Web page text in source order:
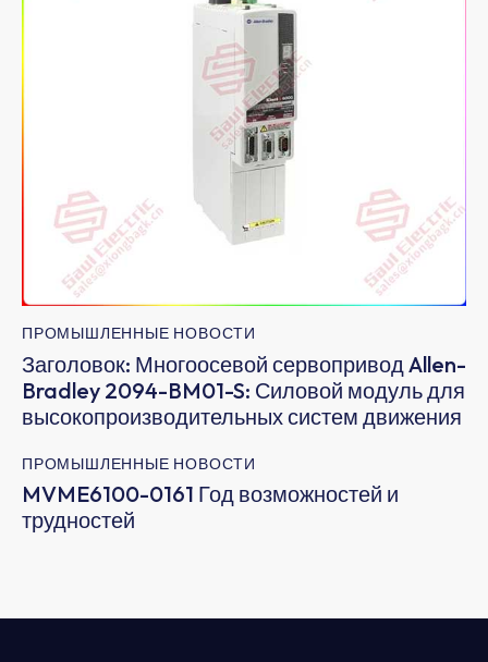
ПРОМЫШЛЕННЫЕ НОВОСТИ
Заголовок: Многоосевой сервопривод Allen-
Bradley 2094-BM01-S: Силовой модуль для
высокопроизводительных систем движения
ПРОМЫШЛЕННЫЕ НОВОСТИ
MVME6100-0161 Год возможностей и
трудностей